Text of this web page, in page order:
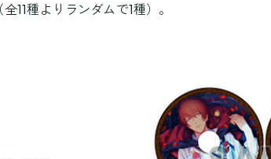
11種よりランダムで1種）。